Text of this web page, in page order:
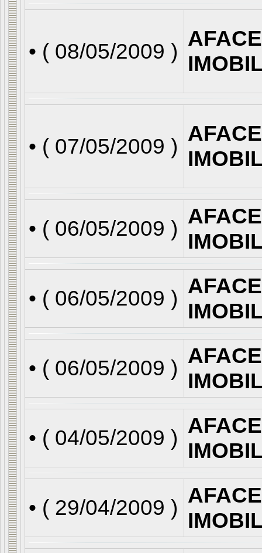
• ( 08/05/2009 )
• ( 07/05/2009 )
• ( 06/05/2009 )
• ( 06/05/2009 )
• ( 06/05/2009 )
• ( 04/05/2009 )
• ( 29/04/2009 )